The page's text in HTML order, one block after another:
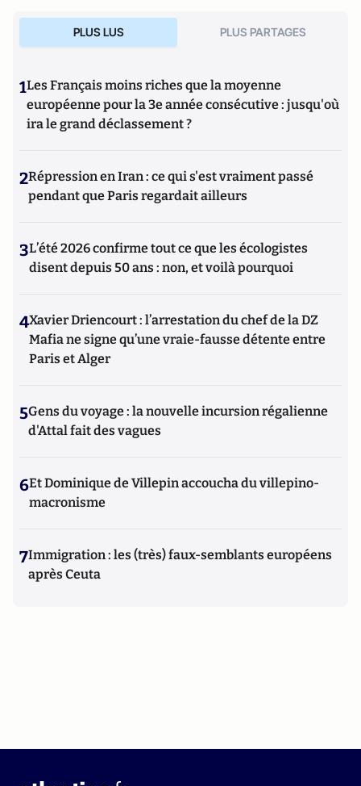
PLUS LUS PLUS PARTAGES
1Les Français moins riches que la moyenne
européenne pour la 3e année consécutive : jusqu'où
ira le grand déclassement ?
2Répression en Iran : ce qui s'est vraiment passé
pendant que Paris regardait ailleurs
3L’été 2026 confirme tout ce que les écologistes
disent depuis 50 ans : non, et voilà pourquoi
4Xavier Driencourt : l’arrestation du chef de la DZ
Mafia ne signe qu’une vraie-fausse détente entre
Paris et Alger
5Gens du voyage : la nouvelle incursion régalienne
d'Attal fait des vagues
6Et Dominique de Villepin accoucha du villepino-
macronisme
7Immigration : les (très) faux-semblants européens
après Ceuta